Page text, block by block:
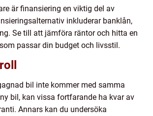
är finansiering en viktig del av
inkluderar banklån,
Se till att jämföra räntor och hitta en
passar din budget och livsstil.
bil inte kommer med samma
bil, kan vissa fortfarande ha kvar av
Annars kan du undersöka